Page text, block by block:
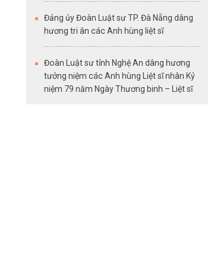
Đảng ủy Đoàn Luật sư TP. Đà Nẵng dâng
hương tri ân các Anh hùng liệt sĩ
Đoàn Luật sư tỉnh Nghệ An dâng hương
tưởng niệm các Anh hùng Liệt sĩ nhân Kỷ
niệm 79 năm Ngày Thương binh – Liệt sĩ